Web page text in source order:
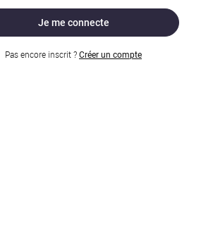
Je me connecte
Pas encore inscrit ? Créer un compte